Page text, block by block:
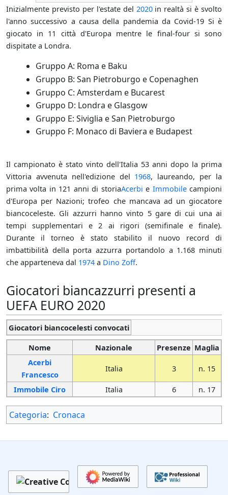
Inizialmente previsto per l'estate del 2020in realtà si è svolto
l'anno successivo a causa della pandemia da Covid-19 Si è
giocato in 11 città d'Europa mentre le final-four si sono
dispitate a Londra.
Gruppo A: Roma e Baku
Gruppo B: San Pietroburgo e Copenaghen
Gruppo C: Amsterdam e Bucarest
Gruppo D: Londra e Glasgow
Gruppo E: Siviglia e San Pietroburgo
Gruppo F: Monaco di Baviera e Budapest
Il campionato è stato vinto dell'Italia 53 anni dopo la prima
Vittoria avvenuta nell'edizione del 1968, laureando, per la
prima volta in 121 anni di storiaAcerbi e Immobilecampioni
d'Europa per Nazioni; trofeo che mancava ad un giocatore
biancoceleste. Gli azzurri hanno vinto 5 gare di cui una ai
tempi supplementari e 2 ai rigori (semifinale e finale).
Durante il torneo è stato stabilito il nuovo record di
imbattibilità della porta azzurra portandolo a 1.168 minuti
che apparteneva dal 1974 a Dino Zoff.
Giocatori biancazzurri presenti a
UEFA EURO 2020
Giocatori biancocelesti convocati
Nome
Nazionale Presenze Maglia
Acerbi
Francesco
Italia 3 n. 15
Immobile Ciro Italia 6 n. 17
Categoria: Cronaca